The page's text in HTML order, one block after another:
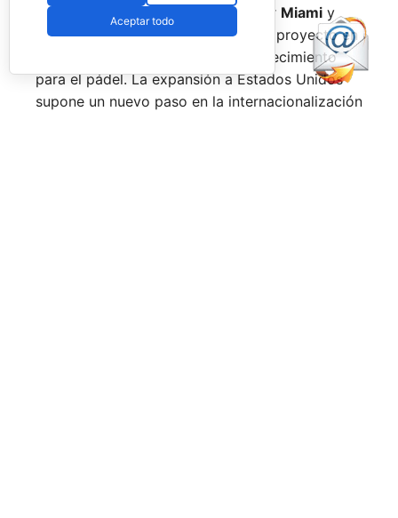
circuito que también ha pasado por Miami y
Texas, consolidando el estreno del proyecto en
uno de los mercados con mayor crecimiento
para el pádel. La expansión a Estados Unidos
supone un nuevo paso en la internacionalización
Aceptar todo